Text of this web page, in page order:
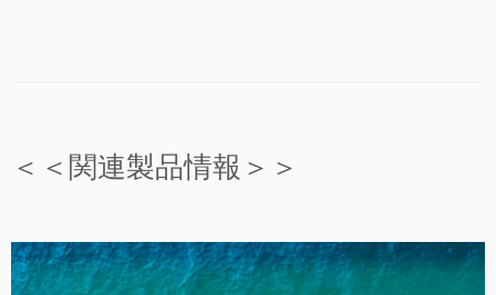
＜＜関連製品情報＞＞